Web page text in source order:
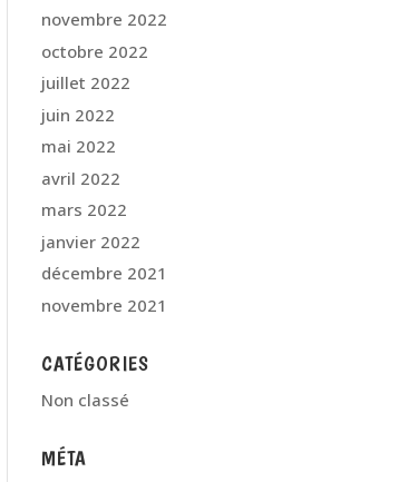
novembre 2022
octobre 2022
juillet 2022
juin 2022
mai 2022
avril 2022
mars 2022
janvier 2022
décembre 2021
novembre 2021
CATÉGORIES
Non classé
MÉTA